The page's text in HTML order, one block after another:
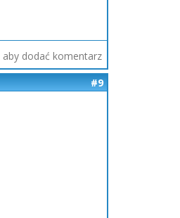
aby dodać komentarz
#9